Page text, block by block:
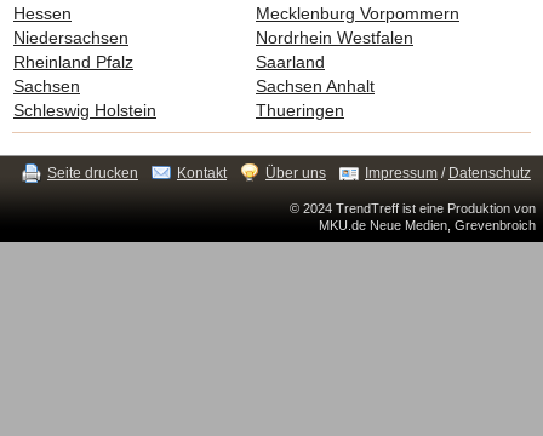
Hessen
Mecklenburg Vorpommern
Niedersachsen
Nordrhein Westfalen
Rheinland Pfalz
Saarland
Sachsen
Sachsen Anhalt
Schleswig Holstein
Thueringen
Seite drucken Kontakt Über uns Impressum / Datenschutz
© 2024 TrendTreff ist eine Produktion von
MKU.de Neue Medien, Grevenbroich